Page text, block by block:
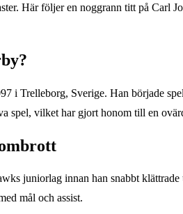
Här följer en noggrann titt på
i Trelleborg, Sverige. Han började
spel, vilket har gjort honom till en
juniorlag innan han snabbt
mål och assist.